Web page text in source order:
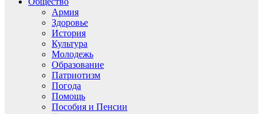
Армия
Здоровье
История
Культура
Молодежь
Образование
Патриотизм
Погода
Помощь
Пособия и Пенсии